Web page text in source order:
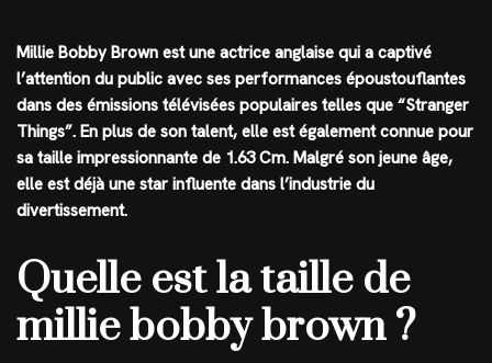
Millie Bobby Brown est une actrice anglaise qui a captivé
l’attention du public avec ses performances époustouflantes
dans des émissions télévisées populaires telles que “Stranger
Things”. En plus de son talent, elle est également connue pour
sa taille impressionnante de 1.63 Cm. Malgré son jeune âge,
elle est déjà une star influente dans l’industrie du
divertissement.
Quelle est la taille de
millie bobby brown ?